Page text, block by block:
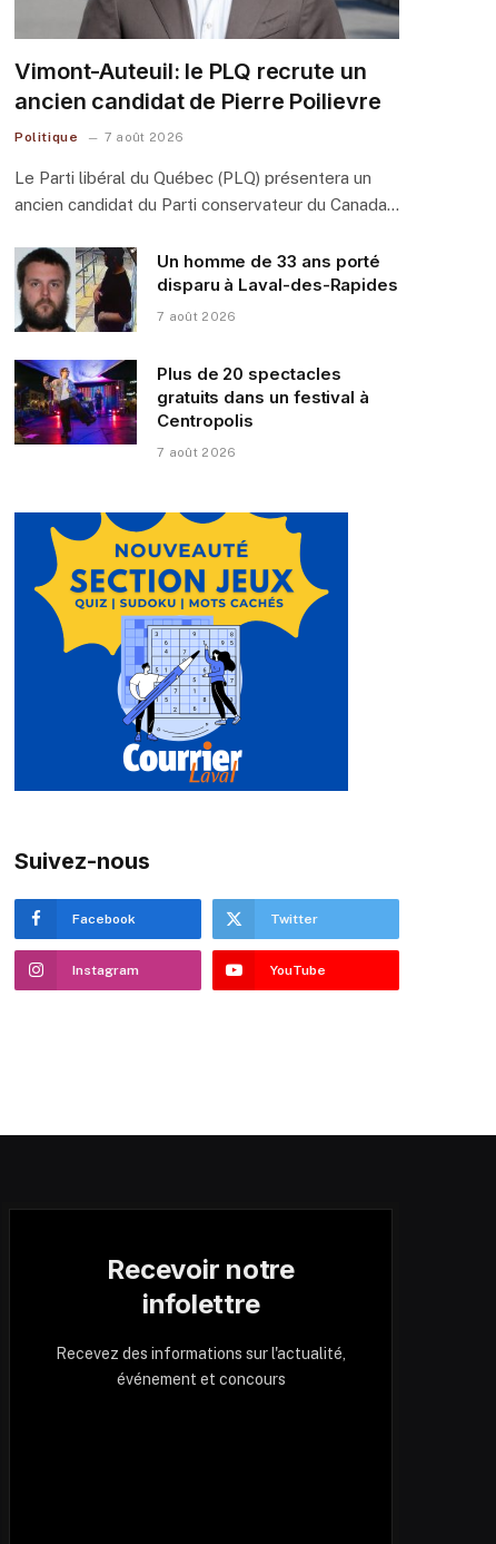
Vimont-Auteuil: le PLQ recrute un
ancien candidat de Pierre Poilievre
Politique 7 août 2026
Le Parti libéral du Québec (PLQ) présentera un
ancien candidat du Parti conservateur du Canada…
Un homme de 33 ans porté
disparu à Laval-des-Rapides
7 août 2026
Plus de 20 spectacles
gratuits dans un festival à
Centropolis
7 août 2026
Suivez-nous
Facebook Twitter
Instagram YouTube
Recevoir notre
infolettre
Recevez des informations sur l'actualité,
événement et concours